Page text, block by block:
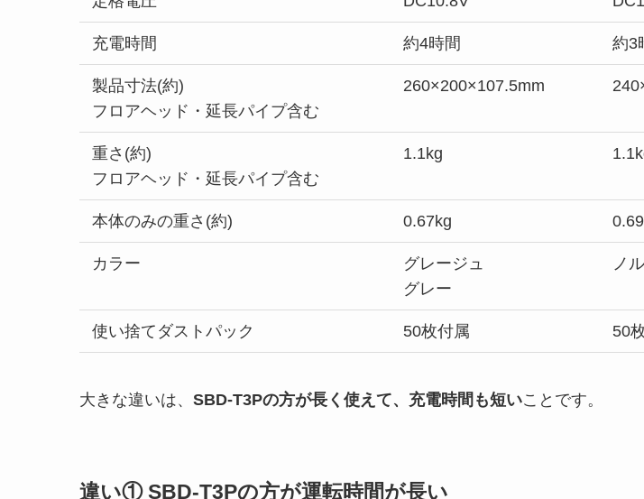
充電時間 約4時間 約3
製品寸法(約)
フロアヘッド・延長パイプ含む
260×200×107.5mm
重さ(約)
フロアヘッド・延長パイプ含む
1.1kg
本体のみの重さ(約) 0.67kg
カラー
グレージュ
グレー
ノ
使い捨てダストパック 50枚付属 50
大きな違いは、 SBD-T3Pの方が長く使えて、充電時間も短いことです。
違い① SBD-T3Pの方が運転時間が長い